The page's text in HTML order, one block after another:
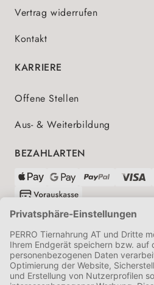
Vertrag widerrufen
Kontakt
KARRIERE
Offene Stellen
Aus- & Weiterbildung
BEZAHLARTEN
VERSANDPARTNER